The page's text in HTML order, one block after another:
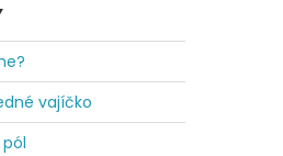
vajíčko
pól